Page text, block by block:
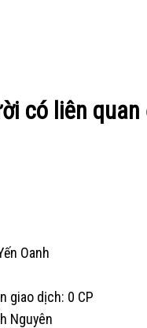
có liên
Oanh
giao dịch: 0 CP
Nguyên